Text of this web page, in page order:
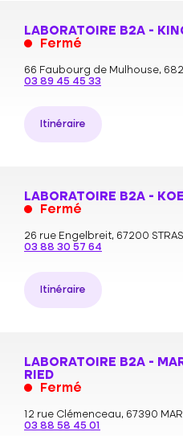
LABORATOIRE B2A -
Fermé
66 Faubourg de Mulhouse,
03 89 45 45 33
Itinéraire
LABORATOIRE B2A -
Fermé
26 rue Engelbreit, 67200
03 88 30 57 64
Itinéraire
LABORATOIRE B2A -
RIED
Fermé
12 rue Clémenceau, 67390
03 88 58 45 01